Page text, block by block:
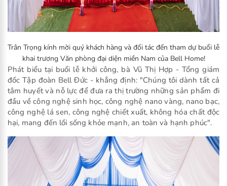
Trân Trọng kính mời quý khách hàng và đối tác đến tham dự buổi lễ
khai trương Văn phòng đại diện miền Nam của Bell Home!
Phát biểu tại buổi lễ khởi công, bà Vũ Thị Hợp - Tổng giám
đốc Tập đoàn Bell Đức - khẳng định: "Chúng tôi dành tất cả
tâm huyết và nỗ lực để đưa ra thị trường những sản phẩm đi
đầu về công nghệ sinh học, công nghệ nano vàng, nano bạc,
công nghệ lá sen, công nghệ chiết xuất, không hóa chất độc
hại, mang đến lối sống khỏe mạnh, an toàn và hạnh phúc".